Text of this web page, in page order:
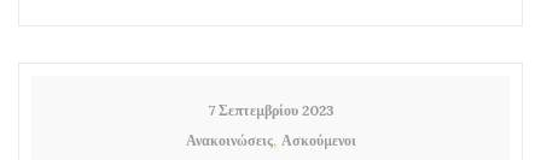
7 Σεπτεμβρίου 2023
Ανακοινώσεις, Ασκούμενοι